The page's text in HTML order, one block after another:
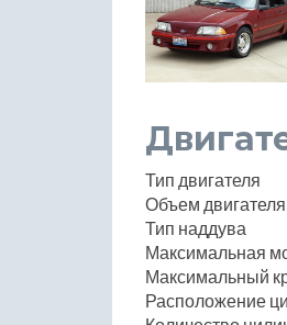
Тип двигателя
Объем
Тип наддува
Максимальная
Максимальный
Расположение